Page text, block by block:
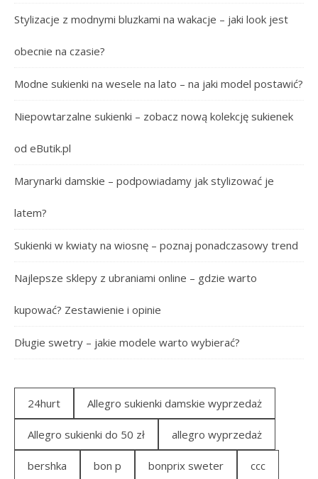
Stylizacje z modnymi bluzkami na wakacje – jaki look jest
obecnie na czasie?
Modne sukienki na wesele na lato – na jaki model postawić?
Niepowtarzalne sukienki – zobacz nową kolekcję sukienek
od eButik.pl
Marynarki damskie – podpowiadamy jak stylizować je
latem?
Sukienki w kwiaty na wiosnę – poznaj ponadczasowy trend
Najlepsze sklepy z ubraniami online – gdzie warto
kupować? Zestawienie i opinie
Długie swetry – jakie modele warto wybierać?
24hurt Allegro sukienki damskie wyprzedaż
Allegro sukienki do 50 zł allegro wyprzedaż
bershka bon p bonprix sweter ccc